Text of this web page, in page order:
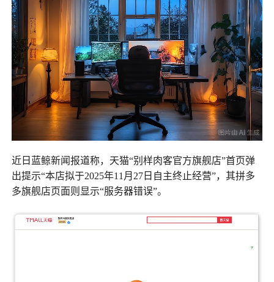
近日蓝鲸新闻报道称，天猫“别样肉客官方旗舰店”首页弹
出提示“本店拟于2025年11月27日自主终止经营”，其拼多
多旗舰店页面则显示“服务器错误”。